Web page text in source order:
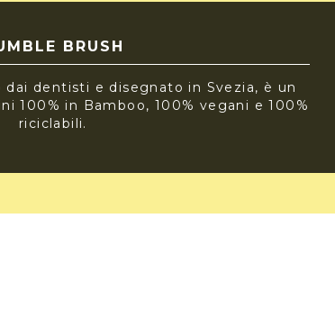
BRUSH
dai dentisti e disegnato in Svezia, è un
100% in Bamboo, 100% vegani e 100%
riciclabili.